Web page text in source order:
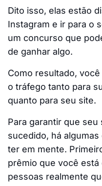
Dito isso, elas estão
Instagram e ir para o
um concurso que
de ganhar algo.
Como resultado,
o tráfego tanto para
quanto para seu site.
Para garantir que
sucedido, há
ter em mente.
prêmio que você
pessoas realmente